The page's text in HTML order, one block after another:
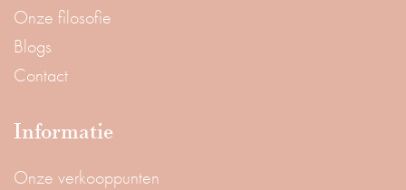
Onze filosofie
Blogs
Contact
Informatie
Onze verkooppunten